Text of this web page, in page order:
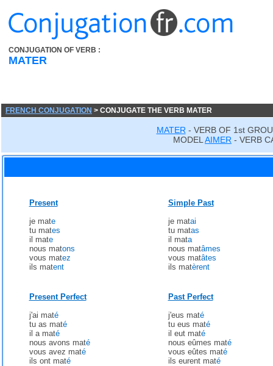
CONJUGATION OF VERB :
MATER
FRENCH CONJUGATION > CONJUGATE THE VERB MATER
MATER - VERB OF 1st
MODEL AIMER - VERB
Present
je mate
tu mates
il mate
nous matons
vous matez
ils matent
Simple Past
je matai
tu matas
il mata
nous matâmes
vous matâtes
ils matèrent
Present Perfect
j'ai maté
tu as maté
il a maté
nous avons maté
vous avez maté
ils ont maté
Past Perfect
j'eus maté
tu eus maté
il eut maté
nous eûmes maté
vous eûtes maté
ils eurent maté